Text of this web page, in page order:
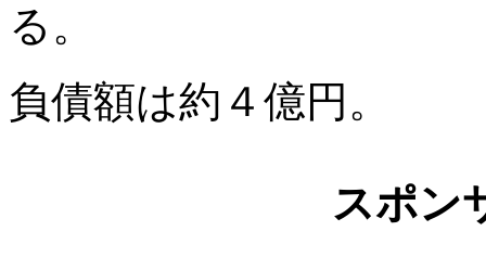
る。
負債額は約４億円。
スポン